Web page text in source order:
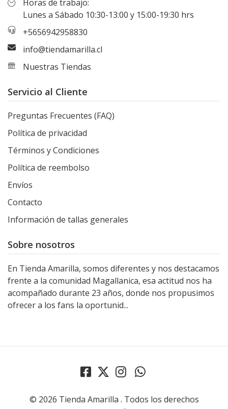
Horas de trabajo:
Lunes a Sábado 10:30-13:00 y 15:00-19:30 hrs
+5656942958830
info@tiendamarilla.cl
Nuestras Tiendas
Servicio al Cliente
Preguntas Frecuentes (FAQ)
Política de privacidad
Términos y Condiciones
Política de reembolso
Envíos
Contacto
Información de tallas generales
Sobre nosotros
En Tienda Amarilla, somos diferentes y nos destacamos
frente a la comunidad Magallanica, esa actitud nos ha
acompañado durante 23 años, donde nos propusimos
ofrecer a los fans la oportunid...
© 2026 Tienda Amarilla . Todos los derechos